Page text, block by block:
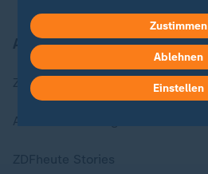
Aktuell bei ZDFheute
Zuletzt veröffentlicht
Zustimmen
Ablehnen
Einstellen